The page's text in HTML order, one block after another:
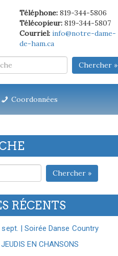
Téléphone:819-344-5806
Télécopieur:819-344-5807
Courriel: info@notre-dame-
de-ham.ca
Chercher »
Coordonnées
Chercher »
RÉCENTS
| Soirée Danse Country
EN CHANSONS